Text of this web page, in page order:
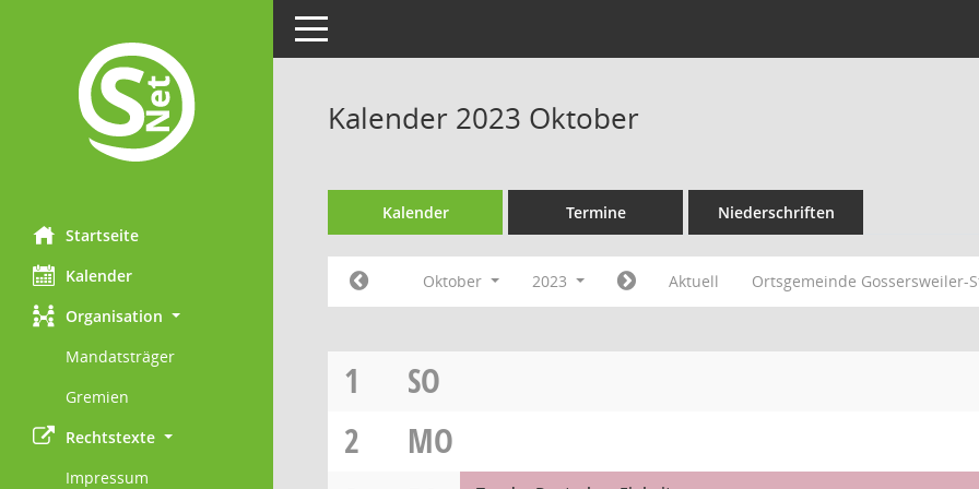
Startseite
Kalender
Organisation
Mandatsträger
Gremien
Rechtstexte
Impressum
Toggle navigation
Kalender 2023 Oktober
Kalender Termine Niederschriften
Oktober 2023 Aktuell Ortsgemeinde Gossersweiler-
1
SO
2
MO